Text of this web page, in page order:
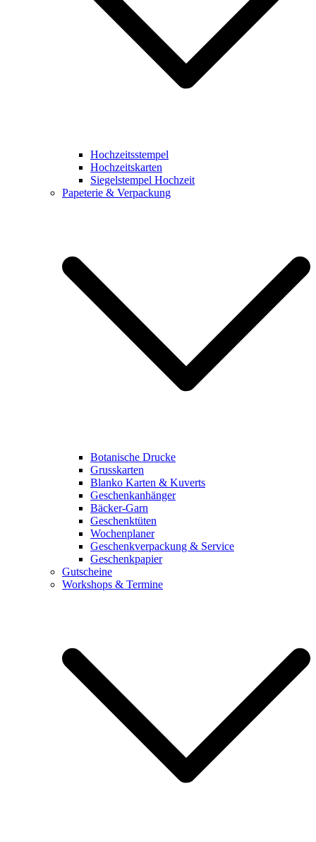
Hochzeitsstempel
Hochzeitskarten
Siegelstempel Hochzeit
Papeterie & Verpackung
Botanische Drucke
Grusskarten
Blanko Karten & Kuverts
Geschenkanhänger
Bäcker-Garn
Geschenktüten
Wochenplaner
Geschenkverpackung & Service
Geschenkpapier
Gutscheine
Workshops & Termine